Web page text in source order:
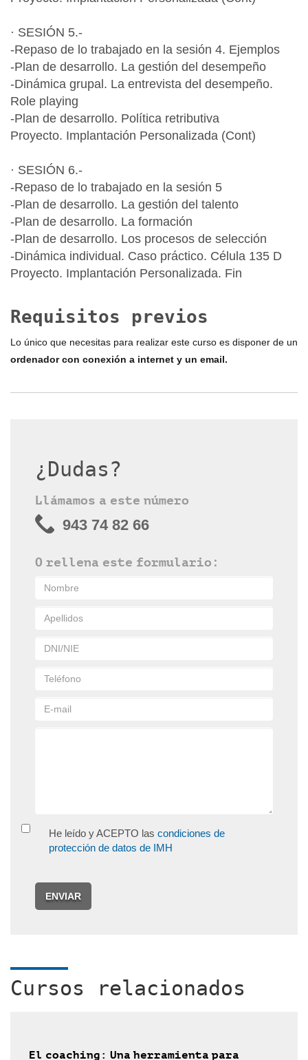
· SESIÓN 5.-
-Repaso de lo trabajado en la sesión 4. Ejemplos
-Plan de desarrollo. La gestión del desempeño
-Dinámica grupal. La entrevista del desempeño.
Role playing
-Plan de desarrollo. Política retributiva
Proyecto. Implantación Personalizada (Cont)
· SESIÓN 6.-
-Repaso de lo trabajado en la sesión 5
-Plan de desarrollo. La gestión del talento
-Plan de desarrollo. La formación
-Plan de desarrollo. Los procesos de selección
-Dinámica individual. Caso práctico. Célula 135 D
Proyecto. Implantación Personalizada. Fin
Requisitos previos
Lo único que necesitas para realizar este curso es disponer de un
ordenador con conexión a internet y un email.
¿Dudas?
Llámamos a este número
943 74 82 66
O rellena este formulario:
He leído y ACEPTO las condiciones de
protección de datos de IMH
ENVIAR
Cursos relacionados
El coaching: Una herramienta para